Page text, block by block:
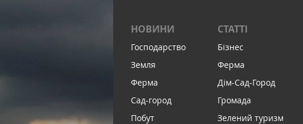
НОВИНИ
Господарство
Земля
Ферма
Сад-город
Побут
СТАТТІ
Бізнес
Ферма
Дім-Сад-Город
Громада
Зелений туризм